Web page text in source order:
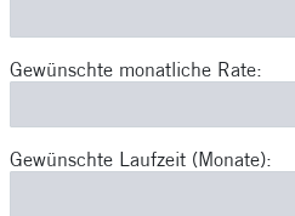
Gewünschte monatliche Rate:
Gewünschte Laufzeit (Monate):